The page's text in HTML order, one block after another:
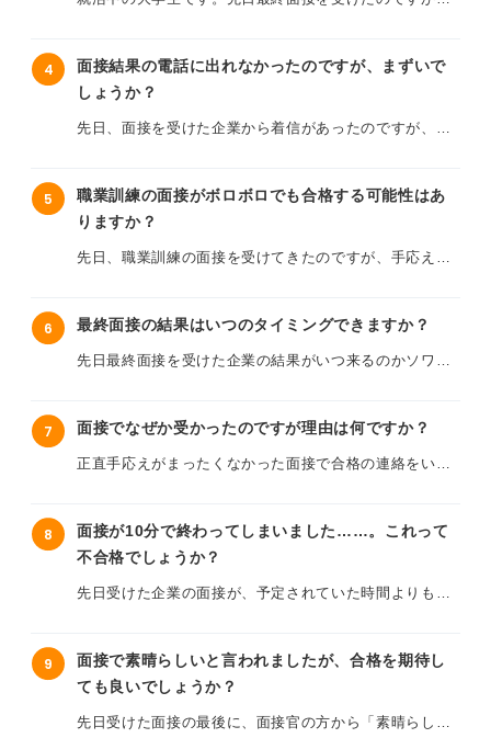
クポイントなどがあれば知りたいです。
クーアンドリクのようなペットショップの面接で重視さ
また、もし可能であれば不採用だった理由も聞いてみた
いと考えていますが、聞いて良いものなのかもわかりま
ー、そして不合格理由を聞いても良いのかどうかについ
ても教えてください。
した。
そんななか、最終面接を受けた翌日に就活生が書き込む
いますが、自分には音沙汰なしです。
ょうか？ その場合の気持ちの切り替え方も知りたいで
4
面接結果の電話に出れなかったのですが、まずいで
しょうか？
先日、面接を受けた企業から着信があったのですが、授
け直すべきか、それとも連絡を待つべきか迷っていま
す。
で、この電話がそうだったのかもしれないと思うと、こ
結果が変わってしまったりしないか不安になってきまし
採用担当者の方は忙しいと思うのですが、どのような対
応をしたら良いでしょうか？ 今後のために、このような
5
職業訓練の面接がボロボロでも合格する可能性はあ
りますか？
先日、職業訓練の面接を受けてきたのですが、手応えが
志望動機や、なぜこのコースを選んだのかなど、質問に
対してうまく答えられず、頭が真っ白になってしまいま
本心からやってみたいことだったため、一生懸命準備し
い、面接官の方にも心配そうな顔をされてしまいまし
面接がボロボロでも合格する可能性はあるのでしょう
か？ また、もし不合格だった場合、次に同じ失敗を繰り
返さないために、どんな準備をしておけば良いかアドバ
6 最終面接の結果はいつのタイミングできますか？
先日最終面接を受けた企業の結果がいつ来るのかソワソ
まだ1週間は経っていないのですが、私としては手応えを
とに身が入らない状態です。
期間が本当に長く感じて苦しいです。
一般的に、最終面接の結果は何日くらいで来るのでしょ
うか？ 合格者は早めに連絡するなどの傾向があれば知り
たいです。
7 面接でなぜか受かったのですが理由は何ですか？
正直手応えがまったくなかった面接で合格の連絡をいた
そのような経験は過去に2回あり、1回目は、ずっと趣味
の話をして終わったケースです。
格だから当たり障りのない話をしてお茶を濁しているん
だろう」と思っていました。
ところが結果は合格で、あの会話から何を判断していた
8
面接が10分で終わってしまいました……。これって
不合格でしょうか？
先日受けた企業の面接が、予定されていた時間よりも大
これは、不合格がほぼ確定だと考えるべきでしょうか？
短い時間で終わってしまった理由として、どのようなケ
ースが考えられますか？
9
面接で素晴らしいと言われましたが、合格を期待し
ても良いでしょうか？
先日受けた面接の最後に、面接官の方から「素晴らしい